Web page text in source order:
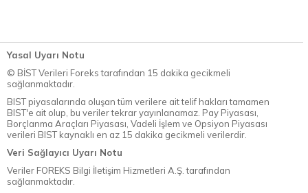
Yasal Uyarı Notu
© BİST Verileri Foreks tarafından 15 dakika gecikmeli
sağlanmaktadır.
BIST piyasalarında oluşan tüm verilere ait telif hakları tamamen
BIST'e ait olup, bu veriler tekrar yayınlanamaz. Pay Piyasası,
Borçlanma Araçları Piyasası, Vadeli İşlem ve Opsiyon Piyasası
verileri BIST kaynaklı en az 15 dakika gecikmeli verilerdir.
Veri Sağlayıcı Uyarı Notu
Veriler FOREKS Bilgi İletişim Hizmetleri A.Ş. tarafından
sağlanmaktadır.